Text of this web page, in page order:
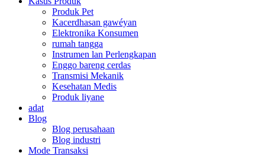
Produk Pet
Kacerdhasan gawéyan
Elektronika Konsumen
rumah tangga
Instrumen lan Perlengkapan
Enggo bareng cerdas
Transmisi Mekanik
Kesehatan Medis
Produk liyane
adat
Blog
Blog perusahaan
Blog industri
Mode Transaksi